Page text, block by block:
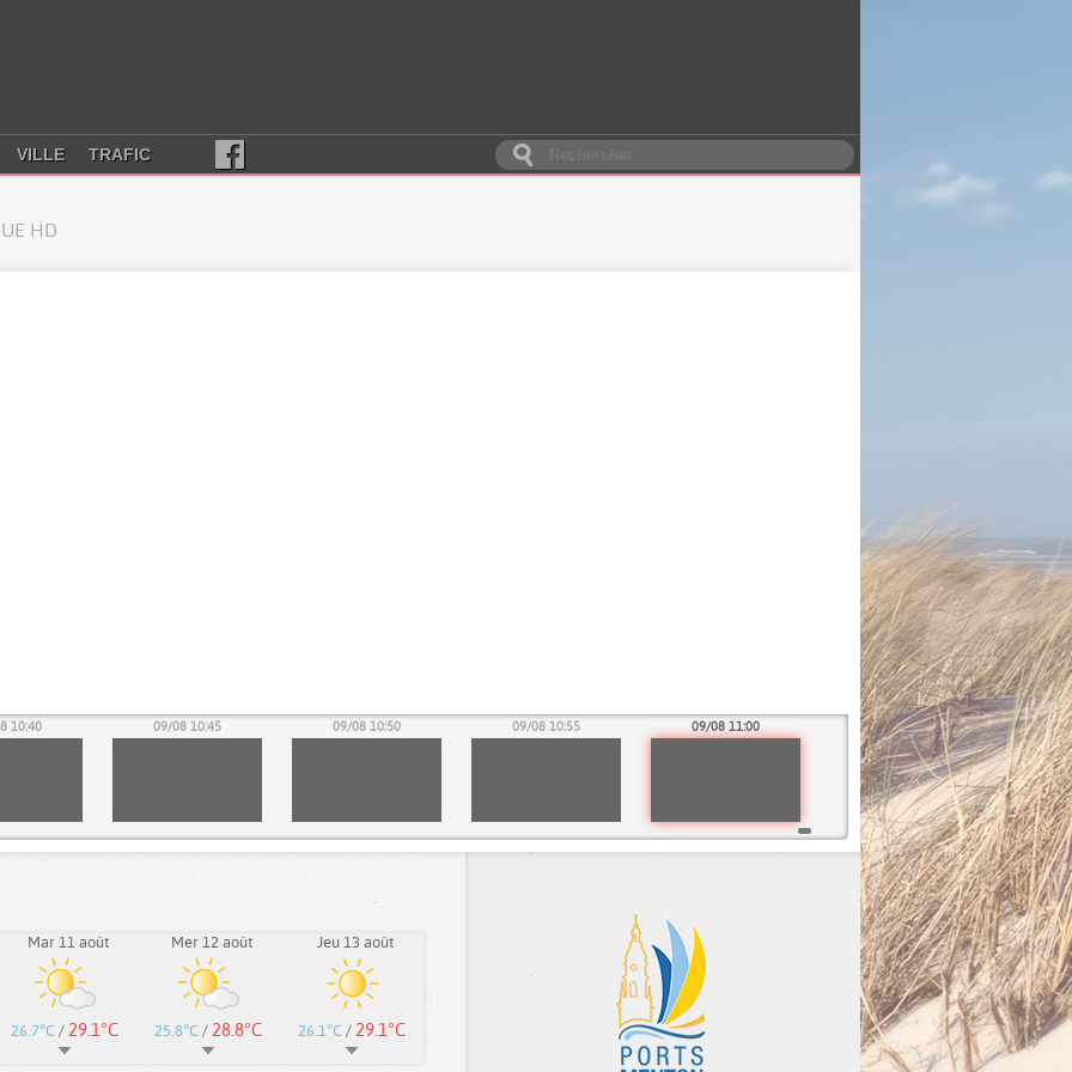
VILLE TRAFIC
HD
10:40 09/08 10:45 09/08 10:50 09/08 10:55 09/08 11:00
Mar 11 août
26.7°C / 29.1°C
Mer 12 août
25.8°C / 28.8°C
Jeu 13 août
26.1°C / 29.1°C